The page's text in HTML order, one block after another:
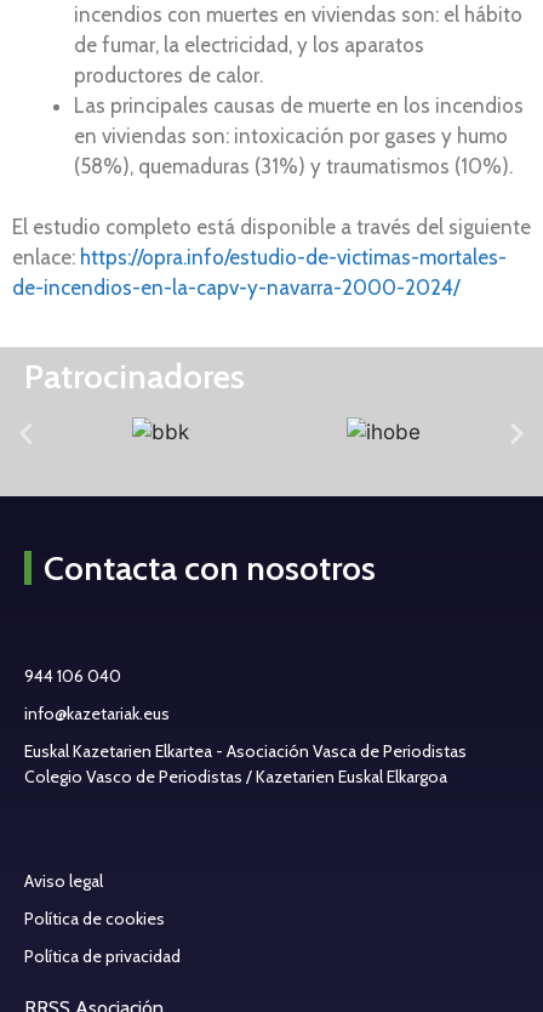
incendios con muertes en viviendas son: el hábito
de fumar, la electricidad, y los aparatos
productores de calor.
Las principales causas de muerte en los incendios
en viviendas son: intoxicación por gases y humo
(58%), quemaduras (31%) y traumatismos (10%).
El estudio completo está disponible a través del siguiente
enlace: https://opra.info/estudio-de-victimas-mortales-
de-incendios-en-la-capv-y-navarra-2000-2024/
Patrocinadores
Contacta con nosotros
944 106 040
info@kazetariak.eus
Euskal Kazetarien Elkartea - Asociación Vasca de Periodistas
Colegio Vasco de Periodistas / Kazetarien Euskal Elkargoa
Aviso legal
Política de cookies
Política de privacidad
RRSS Asociación